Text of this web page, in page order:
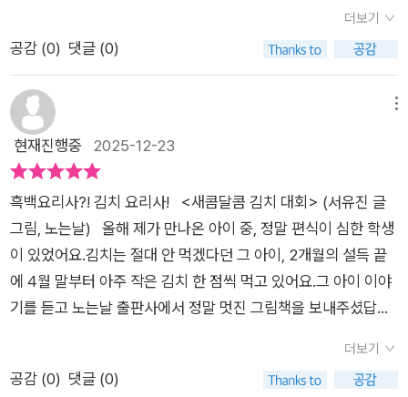
날 같기도 하다서로 품앗이하며 나눠먹던 따뜻한 날이 기억속을
스쳐지나간다김치대회에서 김치축제로 마무리하는 따뜻한 마음
김치재료를 준비해서 함께 김치를 담그는 추억을 만들어도 좋을
것 같다​​#새콤달콤김치대회#서유진그림책#노는날#한국그림책
출판협회#2025그림책공모전당선작#김치#김장#과일#협동#
그림책추천
룬 내용으로딸기마을은 딸기 🍓를바나나마을은 바나나 🍌를블
루베리마을은 블루베리 🫐를배마을은 배 🍈를 주재료로김치양
념 🌶️을 버무려 만든 김치를 선보이는데김치를 맛본 심사위원은
우열을 가리기 어려워하고김치대회의 최종 우승마을은 🤔🤔🤔
🤔책을 통해 확인하는 걸로 ✌️ 정육점 아저씨의 맛있는 수육 🥩
후원으로온 마을 참가자는 김장날의 본연의 모습을 되찾아맛있
끝이 난다는 🤗 이 책은 김치 🥬에 관한 편견을 깨주는 아주 신선
한 내용이었고 우리 주변에 있는 모든 식재료가 김치의 재료가 될
수 있다는 생각을 갖게 하였다.그림도 정말 귀엽고 ✌️ 내용도 새
로워서 읽는 내내 웃음이 끊이지 않았던 그림책 📒이 책은 김치
먹기 어려워하는 우리 아이들에게김치에 관한 편견을 깰 수 있게
도와줄 수 있어서 추천해 봄 🤗🗂️🗂️🗂️ #새콤달콤김치대회 #서
유진 #한국그림책출판협회 #그림책공모전당선작#노는날 #신
더보기
공감 (0) 댓글 (0)
현재진행중 2025-12-23
흑백요리사?! 김치 요리사! <새콤달콤 김치 대회> (서유진 글
그림, 노는날) 올해 제가 만나온 아이 중, 정말 편식이 심한 학생
이 있었어요.김치는 절대 안 먹겠다던 그 아이, 2개월의 설득 끝
에 4월 말부터 아주 작은 김치 한 점씩 먹고 있어요.그 아이 이야
기를 듣고 노는날 출판사에서 정말 멋진 그림책을 보내주셨답니
소가 표지에 안 보입니다.딸기, 바나나, 블루베리, 배 과일만 보여
요.제주도에 귤김치가 있는데, 설마 혹시?! 맞습니다, 각종 과일
더보기
공감 (0) 댓글 (0)